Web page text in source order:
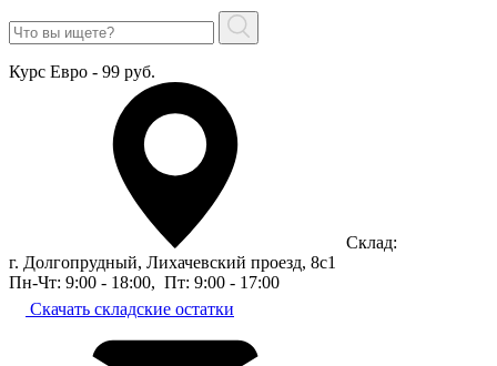
Курс Евро - 99 руб.
Склад:
г. Долгопрудный, Лихачевский проезд, 8c1
Пн-Чт: 9:00 - 18:00, Пт: 9:00 - 17:00
Скачать складские остатки